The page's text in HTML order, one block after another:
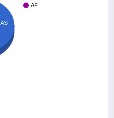
AF
AS